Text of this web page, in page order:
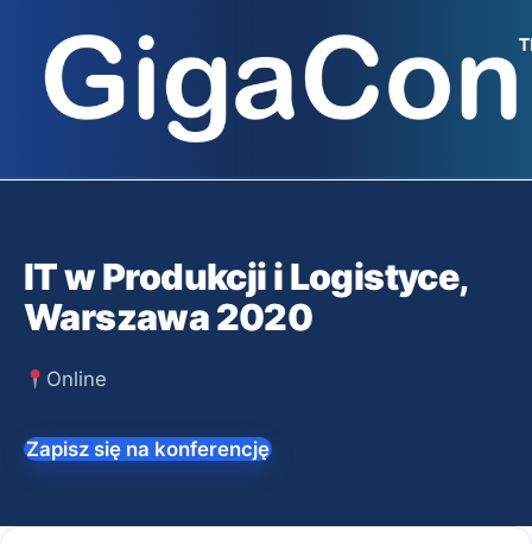
treści
IT w Produkcji i Logistyce,
Warszawa 2020
Online
Zapisz się na konferencję